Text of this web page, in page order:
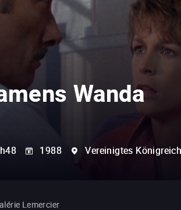
Wanda
1988 Vereinigtes Königreich
Lemercier